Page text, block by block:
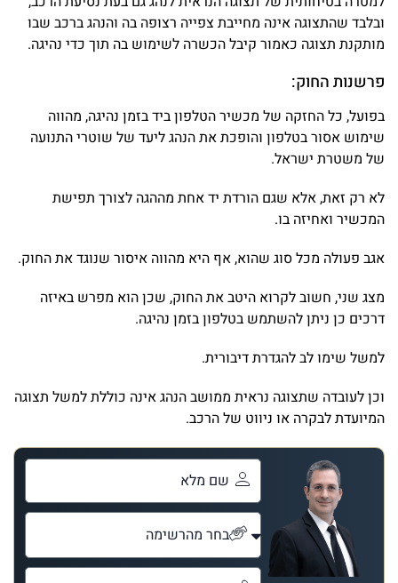
ובלבד שהתצוגה אינה מחייבת צפייה רצופה בה והנהג ברכב שבו
מותקנת תצוגה כאמור קיבל הכשרה לשימוש בה תוך כדי נהיגה.
פרשנות החוק:
בפועל, כל החזקה של מכשיר הטלפון ביד בזמן נהיגה, מהווה
שימוש אסור בטלפון והופכת את הנהג ליעד של שוטרי התנועה
של משטרת ישראל.
לא רק זאת, אלא שגם הורדת יד אחת מההגה לצורך תפישת
המכשיר ואחיזה בו.
אגב פעולה מכל סוג שהוא, אף היא מהווה איסור שנוגד את החוק.
מצג שני, חשוב לקרוא היטב את החוק, שכן הוא מפרש באיזה
דרכים כן ניתן להשתמש בטלפון בזמן נהיגה.
למשל שימו לב להגדרת דיבורית.
וכן לעובדה שתצוגה נראית ממושב הנהג אינה כוללת למשל תצוגה
המיועדת לבקרה או ניווט של הרכב.